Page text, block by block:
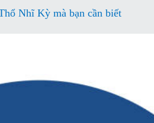
Nhĩ Kỳ mà bạn cần biết